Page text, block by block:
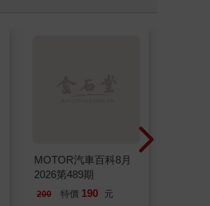
MOTOR汽車百科8月
2026第489期
200 特價 190 元